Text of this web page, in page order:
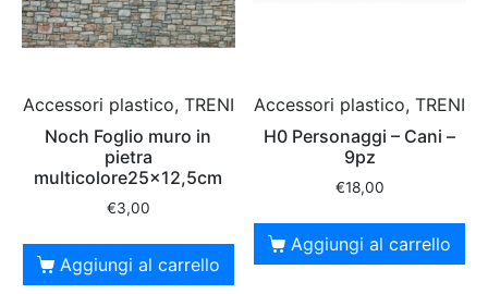
Accessori plastico, TRENI
Noch Foglio muro in
pietra
multicolore25x12,5cm
€3,00
Aggiungi al carrello
Accessori plastico, TRENI
H0 Personaggi – Cani –
9pz
€18,00
Aggiungi al carrello